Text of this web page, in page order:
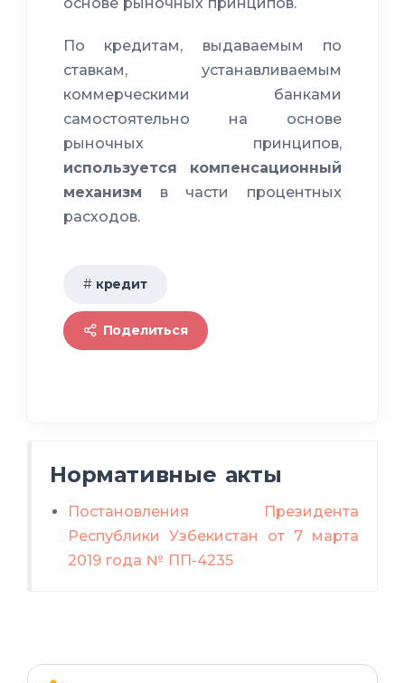
основе рыночных принципов.
По кредитам, выдаваемым по
ставкам, устанавливаемым
коммерческими банками
самостоятельно на основе
рыночных принципов,
используется компенсационный
механизм в части процентных
расходов.
кредит
Поделиться
Нормативные акты
Постановления Президента
Республики Узбекистан от 7 марта
2019 года № ПП-4235